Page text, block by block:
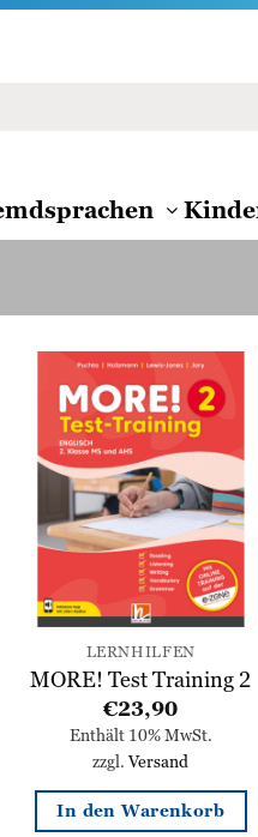
Wunschliste
hinzufügen
LERNHILFEN
MORE! Test Training 2
€23,90
Enthält 10% MwSt.
zzgl.Versand
In den Warenkorb